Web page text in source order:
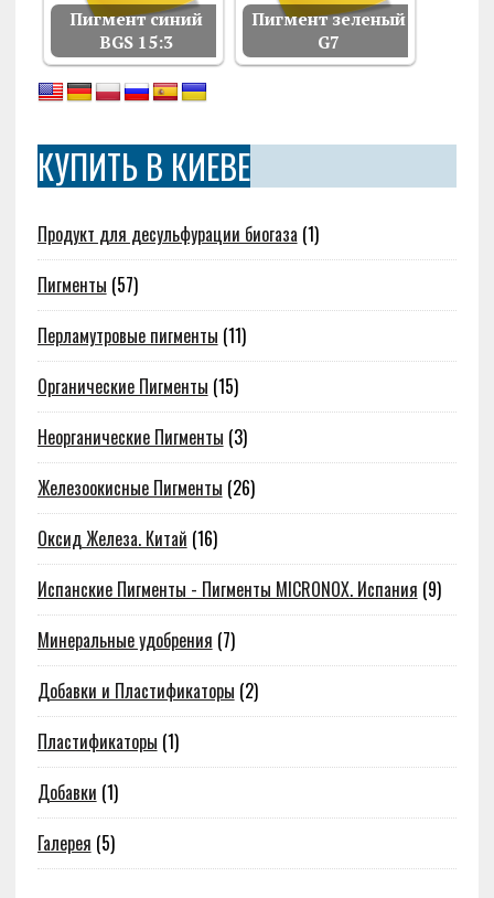
Пигмент синий
BGS 15:3
Пигмент зеленый
G7
КУПИТЬ В КИЕВЕ
Продукт для десульфурации биогаза (1)
Пигменты (57)
Перламутровые пигменты (11)
Органические Пигменты (15)
Неорганические Пигменты (3)
Железоокисные Пигменты (26)
Оксид Железа. Китай (16)
Испанские Пигменты - Пигменты MICRONOX. Испания (9)
Минеральные удобрения (7)
Добавки и Пластификаторы (2)
Пластификаторы (1)
Добавки (1)
Галерея (5)